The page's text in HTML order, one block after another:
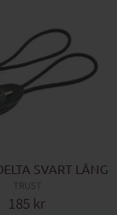
SVART LÅNG
TRUST
185 kr